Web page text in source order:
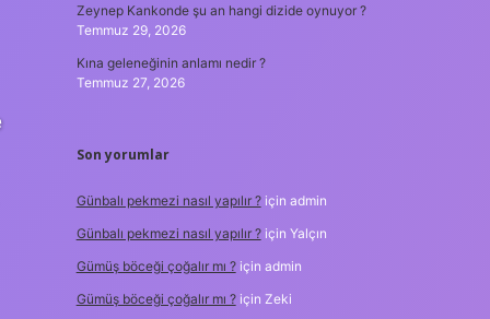
Zeynep Kankonde şu an hangi dizide oynuyor ?
Temmuz 29, 2026
Kına geleneğinin anlamı nedir ?
Temmuz 27, 2026
Son yorumlar
Günbalı pekmezi nasıl yapılır ?için admin
Günbalı pekmezi nasıl yapılır ?için Yalçın
Gümüş böceği çoğalır mı ?için admin
Gümüş böceği çoğalır mı ?için Zeki